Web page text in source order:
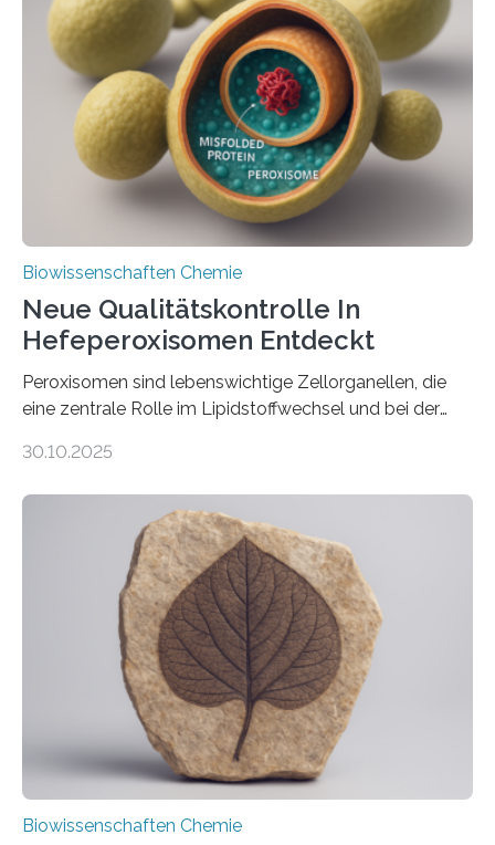
Biowissenschaften Chemie
Neue Qualitätskontrolle In
Hefeperoxisomen Entdeckt
Peroxisomen sind lebenswichtige Zellorganellen, die
eine zentrale Rolle im Lipidstoffwechsel und bei der
erfüllen können, müssen zahlreiche Enzyme präzise in
der Ruhr-Universität Bochum um Prof. Dr. Ralf Erdmann
und Dr. Ismaila Francis Yusuf hat nun einen bislang
unbekannten Qualitätskontrollmechanismus des
peroxisomalen Proteintransports in der Bäckerhefe
Saccharomyces cerevisiae entdeckt, der für die
Funktionsfähigkeit der Organellen entscheidend ist. Die
Studie wurde am 28. Oktober 2025 in der
Fachzeitschrift…
30.10.2025
Biowissenschaften Chemie